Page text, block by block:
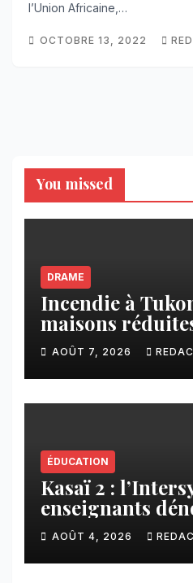
l’Union Africaine,…
OCTOBRE 13, 2022
You missed
DRAME
Incendie à
maisons
plusieurs
AOÛT 7, 2026
ÉDUCATION
Kasaï 2 :
enseignants
contribution
imposée aux
CNCA
AOÛT 4, 2026